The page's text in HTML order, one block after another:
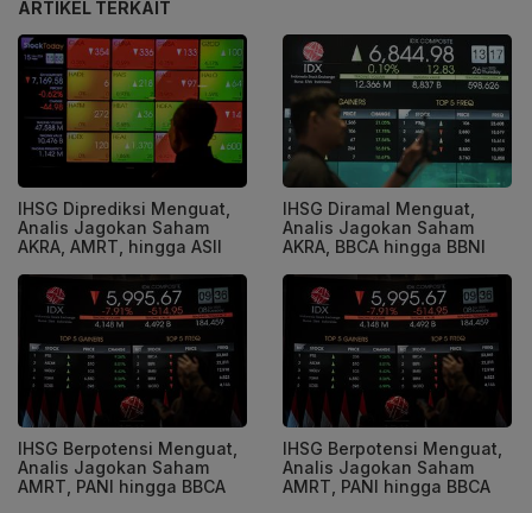
ARTIKEL TERKAIT
IHSG Diprediksi Menguat,
Analis Jagokan Saham
AKRA, AMRT, hingga ASII
IHSG Diramal Menguat,
Analis Jagokan Saham
AKRA, BBCA hingga BBNI
IHSG Berpotensi Menguat,
Analis Jagokan Saham
AMRT, PANI hingga BBCA
IHSG Berpotensi Menguat,
Analis Jagokan Saham
AMRT, PANI hingga BBCA